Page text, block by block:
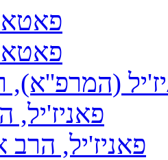
(המרפ''א),
פאניז'יל,
פאניז'יל,